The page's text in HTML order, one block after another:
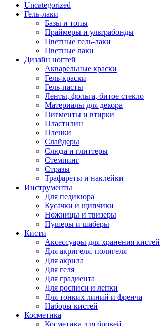
Uncategorized
Гель-лаки
Базы и топы
Праймеры и ультрабонды
Цветные гель-лаки
Цветные лаки
Дизайн ногтей
Акварельные краски
Гель-краски
Гель-пасты
Ленты, фольга, битое стекло
Материалы для декора
Пигменты и втирки
Пластилин
Пленки
Слайдеры
Слюда и глиттеры
Стемпинг
Стразы
Трафареты и наклейки
Инструменты
Для педикюра
Кусачки и щипчики
Ножницы и твизеры
Пушеры и шаберы
Кисти
Аксессуары для хранения кистей
Для акригеля, полигеля
Для акрила
Для геля
Для градиента
Для росписи и лепки
Для тонких линий и френча
Наборы кистей
Косметика
Косметика для бровей